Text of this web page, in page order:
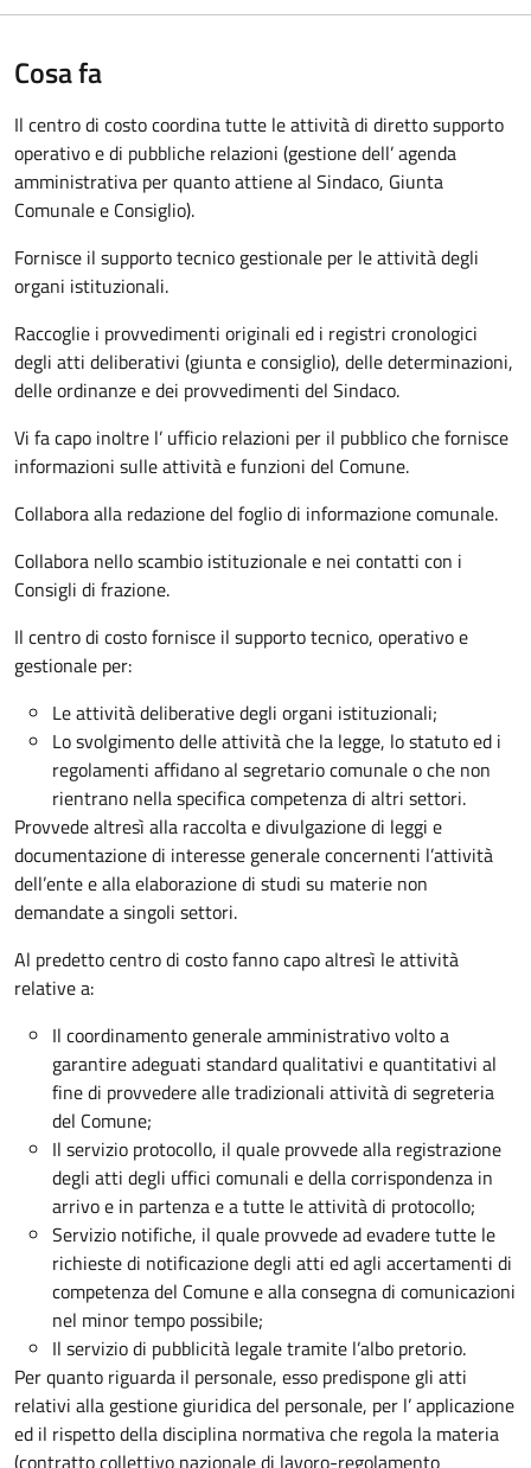
Cosa fa
Il centro di costo coordina tutte le attività di diretto supporto
operativo e di pubbliche relazioni (gestione dell’ agenda
amministrativa per quanto attiene al Sindaco, Giunta
Comunale e Consiglio).
Fornisce il supporto tecnico gestionale per le attività degli
organi istituzionali.
Raccoglie i provvedimenti originali ed i registri cronologici
degli atti deliberativi (giunta e consiglio), delle determinazioni,
delle ordinanze e dei provvedimenti del Sindaco.
Vi fa capo inoltre l’ ufficio relazioni per il pubblico che fornisce
informazioni sulle attività e funzioni del Comune.
Collabora alla redazione del foglio di informazione comunale.
Collabora nello scambio istituzionale e nei contatti con i
Consigli di frazione.
Il centro di costo fornisce il supporto tecnico, operativo e
gestionale per:
Le attività deliberative degli organi istituzionali;
Lo svolgimento delle attività che la legge, lo statuto ed i
regolamenti affidano al segretario comunale o che non
rientrano nella specifica competenza di altri settori.
Provvede altresì alla raccolta e divulgazione di leggi e
documentazione di interesse generale concernenti l’attività
dell’ente e alla elaborazione di studi su materie non
demandate a singoli settori.
Al predetto centro di costo fanno capo altresì le attività
relative a:
Il coordinamento generale amministrativo volto a
garantire adeguati standard qualitativi e quantitativi al
fine di provvedere alle tradizionali attività di segreteria
del Comune;
Il servizio protocollo, il quale provvede alla registrazione
degli atti degli uffici comunali e della corrispondenza in
arrivo e in partenza e a tutte le attività di protocollo;
Servizio notifiche, il quale provvede ad evadere tutte le
richieste di notificazione degli atti ed agli accertamenti di
competenza del Comune e alla consegna di comunicazioni
nel minor tempo possibile;
Il servizio di pubblicità legale tramite l’albo pretorio.
Per quanto riguarda il personale, esso predispone gli atti
relativi alla gestione giuridica del personale, per l’ applicazione
ed il rispetto della disciplina normativa che regola la materia
(contratto collettivo nazionale di lavoro-regolamento